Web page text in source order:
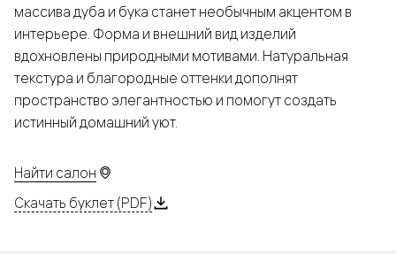
массива дуба и бука станет необычным акцентом в
интерьере. Форма и внешний вид изделий
вдохновлены природными мотивами. Натуральная
текстура и благородные оттенки дополнят
пространство элегантностью и помогут создать
истинный домашний уют.
Найти салон
Скачать буклет (PDF)